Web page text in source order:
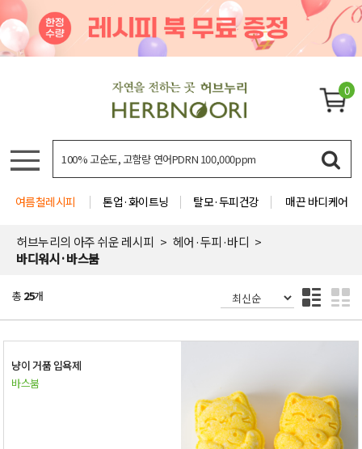
0
여름철레시피 톤업·화이트닝 탈모·두피건강 매끈 바디케어
허브누리의 아주 쉬운 레시피
헤어·두피·바디
바디워시·바스붐
총 25개
냥이 거품 입욕제
바스붐